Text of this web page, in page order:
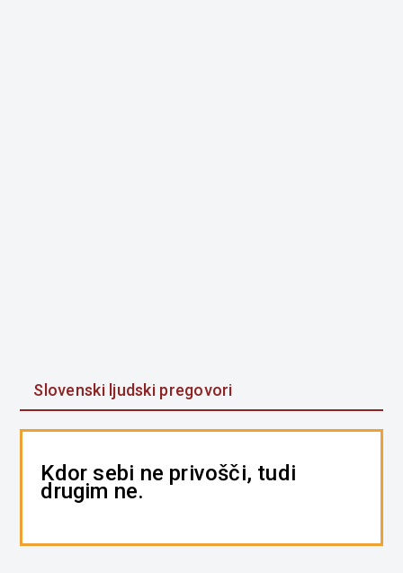
Slovenski ljudski pregovori
Kdor sebi ne privošči, tudi
drugim ne.